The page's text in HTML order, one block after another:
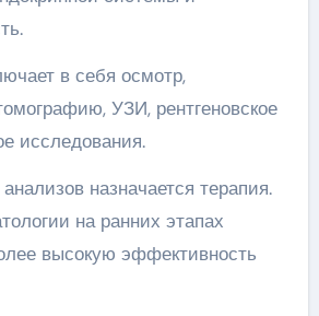
в себя осмотр,
УЗИ, рентгеновское
исследования.
назначается терапия.
на ранних этапах
высокую эффективность